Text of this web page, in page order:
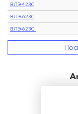
ВЛЭ-423С
ВЛЭ-623С
ВЛЭ-623CI